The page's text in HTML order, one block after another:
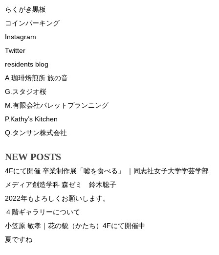
らくがき黒板
コインパーキング
Instagram
Twitter
residents blog
A.珈琲焙煎所 旅の音
G.スタジオ桜
M.有限会社パレットプランニング
P.Kathy’s Kitchen
Q.タンサン株式会社
NEW POSTS
4Fにて開催 卒業制作展「嘘を食べる」 ｜同志社女子大学学芸学部
メディア創造学科 森ゼミ 鈴木聡子
2022年もよろしくお願いします。
４階ギャラリーについて
小笠原 敏孝｜花の貌（かたち）4Fにて開催中
夏ですね